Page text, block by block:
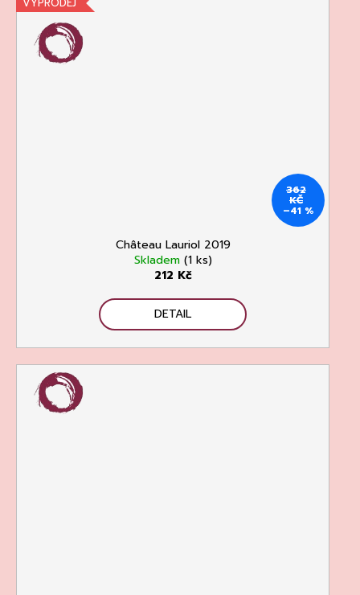
362
KČ
–41 %
Château Lauriol 2019
Skladem (1 ks)
212 Kč
DETAIL